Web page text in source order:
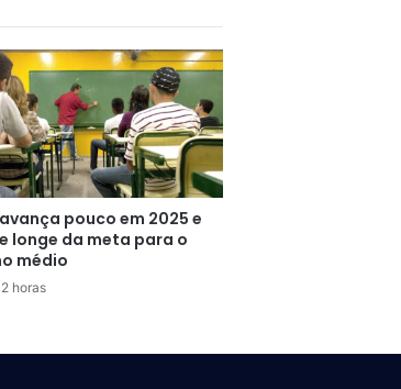
pouco em 2025 e
longe da meta para o
médio
horas